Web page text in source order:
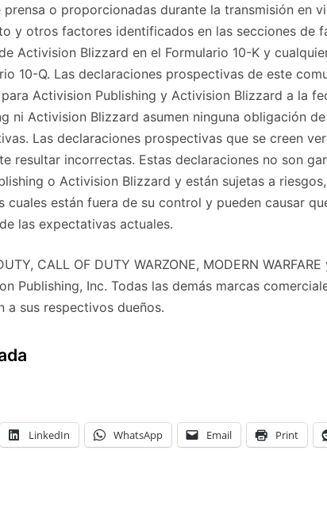
o proporcionadas durante la transmisión en
y otros factores identificados en las secciones de
Activision Blizzard en el Formulario 10-K y
10-Q. Las declaraciones prospectivas de este
Activision Publishing y Activision Blizzard a la
ni Activision Blizzard asumen ninguna obligación
Las declaraciones prospectivas que se creen
resultar incorrectas. Estas declaraciones no son
o Activision Blizzard y están sujetas a
cuales están fuera de su control y pueden causar
las expectativas actuales.
CALL OF DUTY WARZONE, MODERN
Publishing, Inc. Todas las demás marcas
a sus respectivos dueños.
LinkedIn WhatsApp Email Print